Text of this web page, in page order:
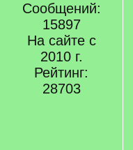
Сообщений:
15897
На сайте с
2010 г.
Рейтинг:
28703